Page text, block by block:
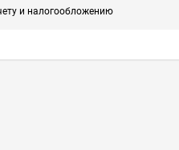
и налогообложению